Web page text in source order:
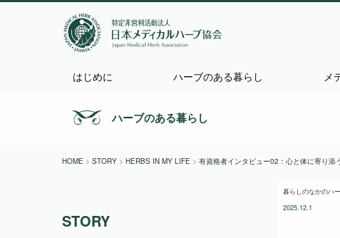
はじめに ハーブのある暮らし メ
ハーブのある暮らし
HOME > STORY > HERBS IN MY LIFE > 有資格者インタビュー02：心と体に寄り
STORY
暮らしのなかのハ
2025.12.1